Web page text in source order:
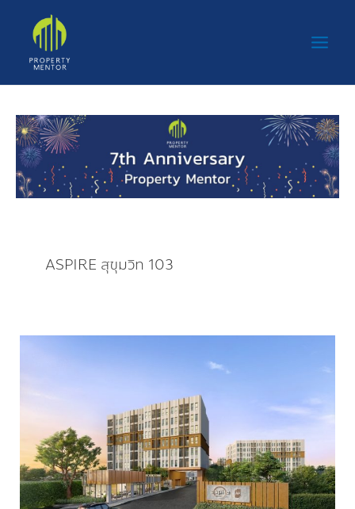
content
ASPIRE สุขุมวิท 103
ใหม่ Green
Low-
rise เลี้ยง
สัตว์
ได้